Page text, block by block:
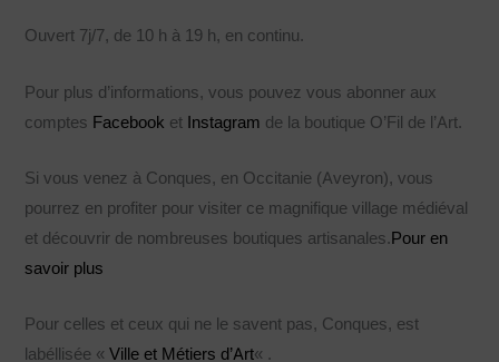
Ouvert 7j/7, de 10 h à 19 h, en continu.
Pour plus d’informations, vous pouvez vous abonner aux
comptes Facebook et Instagram de la boutique O’Fil de l’Art.
Si vous venez à Conques, en Occitanie (Aveyron), vous
pourrez en profiter pour visiter ce magnifique village médiéval
et découvrir de nombreuses boutiques artisanales.Pour en
savoir plus
Pour celles et ceux qui ne le savent pas, Conques, est
labéllisée « Ville et Métiers d’Art« .